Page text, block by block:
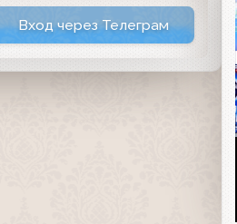
Вход через Телеграм